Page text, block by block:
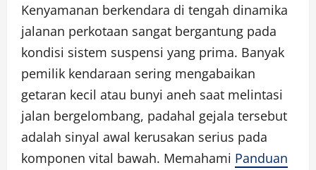
Kenyamanan berkendara di tengah dinamika
jalanan perkotaan sangat bergantung pada
kondisi sistem suspensi yang prima. Banyak
pemilik kendaraan sering mengabaikan
getaran kecil atau bunyi aneh saat melintasi
jalan bergelombang, padahal gejala tersebut
adalah sinyal awal kerusakan serius pada
komponen vital bawah. Memahami Panduan